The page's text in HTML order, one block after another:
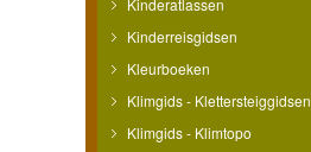
Kinderreisgidsen
Kleurboeken
Klimgids - Klettersteiggidsen
Klimgids - Klimtopo